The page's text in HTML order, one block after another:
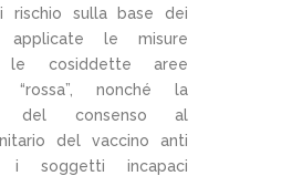
rischio sulla base dei
applicate le misure
cosiddette aree
“rossa”, nonché la
del consenso al
del vaccino anti
i soggetti incapaci